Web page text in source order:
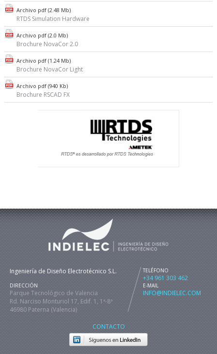
Archivo pdf (2.48 Mb)
RTDS Simulation Hardware
Archivo pdf (2.0 Mb)
Brochure NovaCor 2.0
Archivo pdf (1.24 Mb)
Brochure NovaCor Light
Archivo pdf (940 Kb)
Brochure RSCAD FX
Ingeniería de Diseño Electrotécnico S.L. TELÉFONO
+34 961 303 462
DIRECCIÓN
Parque Tecnológico de Valencia
Rd. Narciso Monturiol 17, Edif. 1, 1ª-8ª
46980 Paterna (Valencia)
E-MAIL
INFO@INDIELEC.COM
CONTACTO